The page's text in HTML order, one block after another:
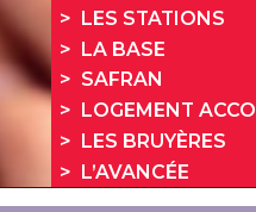
LES STATIONS
LA BASE
SAFRAN
LOGEMENT
LES BRUYÈRES
L’AVANCÉE